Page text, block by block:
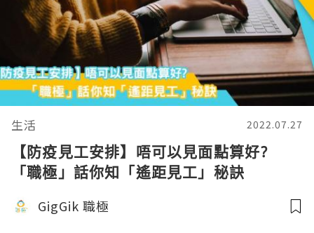
生活 2022.07.27
【防疫見工安排】唔可以見面點算好?
「職極」話你知「遙距見工」秘訣
GigGik 職極